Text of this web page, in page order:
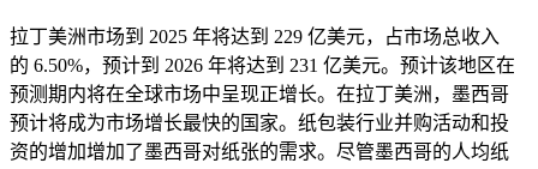
拉丁美洲市场到 2025 年将达到 229 亿美元，占市场总收入
的 6.50%，预计到 2026 年将达到 231 亿美元。预计该地区在
预测期内将在全球市场中呈现正增长。在拉丁美洲，墨西哥
预计将成为市场增长最快的国家。纸包装行业并购活动和投
资的增加增加了墨西哥对纸张的需求。尽管墨西哥的人均纸